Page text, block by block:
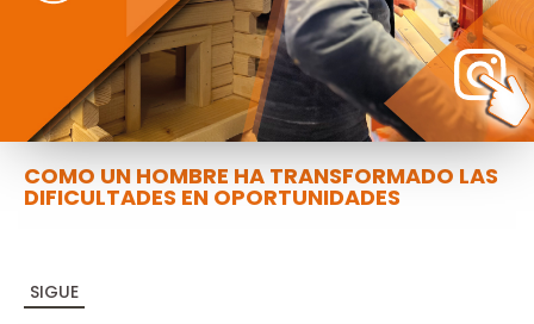
COMO UN HOMBRE HA TRANSFORMADO LAS
DIFICULTADES EN OPORTUNIDADES
SIGUE